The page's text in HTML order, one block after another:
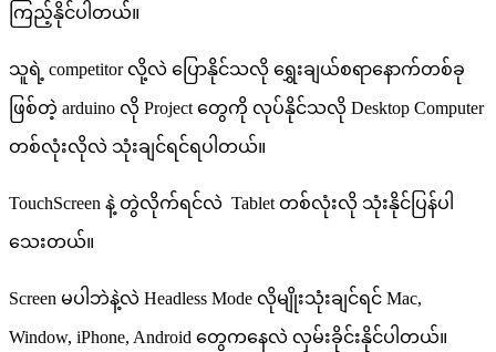
ကြည့်နိုင်ပါတယ်။
သူရဲ့ competitor လို့လဲ ပြောနိုင်သလို ရွှေးချယ်စရာနောက်တစ်ခု
ဖြစ်တဲ့ arduino လို Project တွေကို လုပ်နိုင်သလို Desktop Computer
တစ်လုံးလိုလဲ သုံးချင်ရင်ရပါတယ်။
TouchScreen နဲ့ တွဲလိုက်ရင်လဲ Tablet တစ်လုံးလို သုံးနိုင်ပြန်ပါ
သေးတယ်။
Screen မပါဘဲနဲ့လဲ Headless Mode လိုမျိုးသုံးချင်ရင် Mac,
Window, iPhone, Android တွေကနေလဲ လှမ်းခိုင်းနိုင်ပါတယ်။